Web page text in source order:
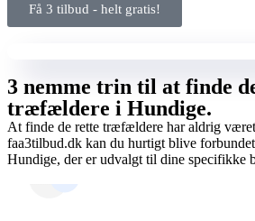
Få 3 tilbud - helt gratis!
3 nemme trin til at finde
træfældere i Hundige.
At finde de rette træfældere har aldrig
faa3tilbud.dk kan du hurtigt blive
Hundige, der er udvalgt til dine specifikke